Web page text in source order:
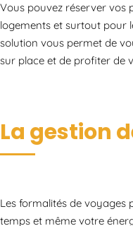
Vous pouvez réserver vos
logements et surtout pour
solution vous permet de
sur place et de profiter de
La gestion
Les formalités de voyages
temps et même votre